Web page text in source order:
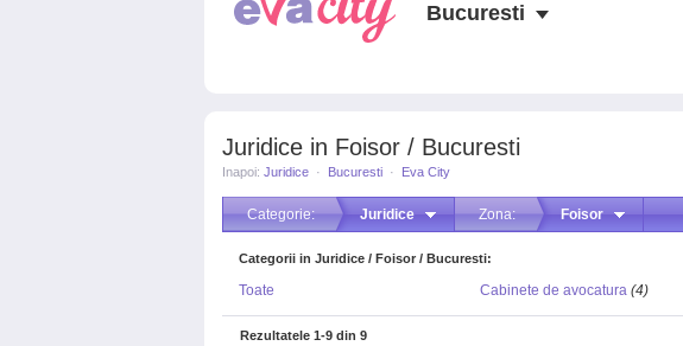
Juridice in Foisor / Bucuresti
Inapoi: Juridice · Bucuresti · Eva City
Categorie: Juridice Zona: Foisor
Categorii in Juridice / Foisor / Bucuresti:
Toate Cabinete de avocatura (4)
Rezultatele 1-9 din 9
Bucuresti